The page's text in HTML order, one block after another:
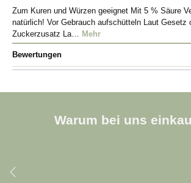
Zum Kuren und Würzen geeignet Mit 5 % Säure
natürlich! Vor Gebrauch aufschütteln Laut Gesetz
Zuckerzusatz La… Mehr
Bewertungen
Warum bei uns